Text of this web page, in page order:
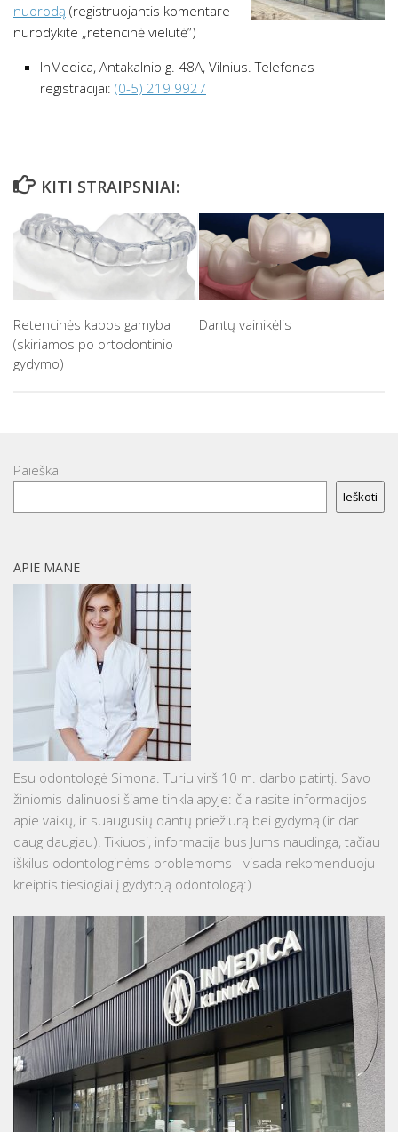
nuorodą (registruojantis komentare
nurodykite „retencinė vielutė”)
InMedica, Antakalnio g. 48A, Vilnius. Telefonas
registracijai: (0-5) 219 9927
KITI STRAIPSNIAI:
Retencinės kapos gamyba
(skiriamos po ortodontinio
gydymo)
Dantų vainikėlis
Paieška
Ieškoti
APIE MANE
Esu odontologė Simona. Turiu virš 10 m. darbo patirtį. Savo
žiniomis dalinuosi šiame tinklalapyje: čia rasite informacijos
apie vaikų, ir suaugusių dantų priežiūrą bei gydymą (ir dar
daug daugiau). Tikiuosi, informacija bus Jums naudinga, tačiau
iškilus odontologinėms problemoms - visada rekomenduoju
kreiptis tiesiogiai į gydytoją odontologą:)